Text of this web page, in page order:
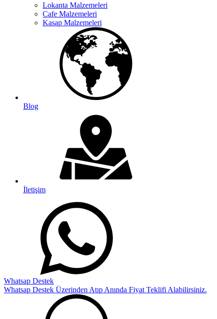
Lokanta Malzemeleri
Cafe Malzemeleri
Kasap Malzemeleri
Blog
İletişim
Whatsap Destek
Whatsap Destek Üzerinden Atıp Anında Fiyat Teklifi Alabilirsiniz.